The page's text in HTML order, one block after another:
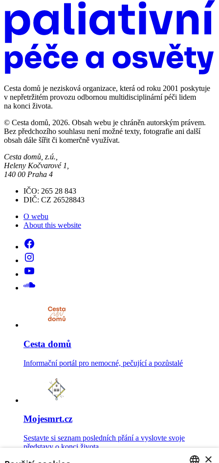
Cesta domů je nezisková organizace, která od roku 2001 poskytuje
v nepřetržitém provozu odbornou multidisciplinární péči lidem
na konci života.
© Cesta domů, 2026. Obsah webu je chráněn autorským právem.
Bez předchozího souhlasu není možné texty, fotografie ani další
obsah dále šířit či komerčně využívat.
Cesta domů, z.ú.,
Heleny Kočvarové 1,
140 00 Praha 4
IČO: 265 28 843
DIČ: CZ 26528843
O webu
About this website
Cesta domů
Informační portál pro nemocné, pečující a pozůstalé
Mojesmrt.cz
Sestavte si seznam posledních přání a vyslovte svoje
představy o konci života
×